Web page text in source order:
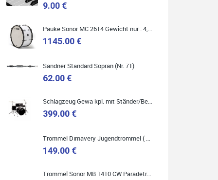
Quelle: Google-Rezension
Bella :D
Klein...aber fein!
9.00 €
1145.00 €
Sandner Standard Sopran (Nr. 71)
62.00 €
399.00 €
149.00 €
Trommel Sonor MB 1410 CW Paradetrommel ( Service Preis inkl. Werkstatt Service )